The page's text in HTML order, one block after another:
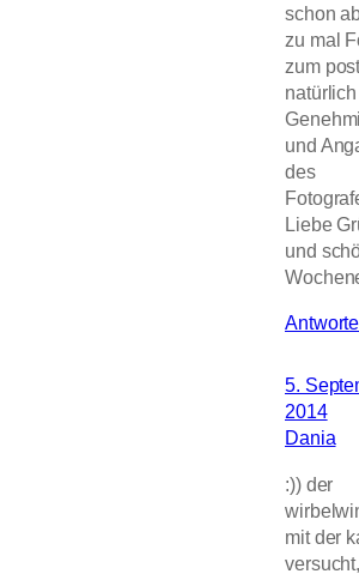
schon
zu mal
zum
und
des
Liebe
und
5.
2014
Dania
:)) der
mit der